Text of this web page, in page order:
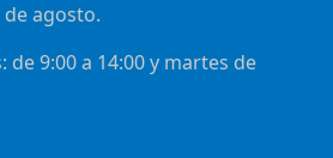
de agosto.
de 9:00 a 14:00 y martes de